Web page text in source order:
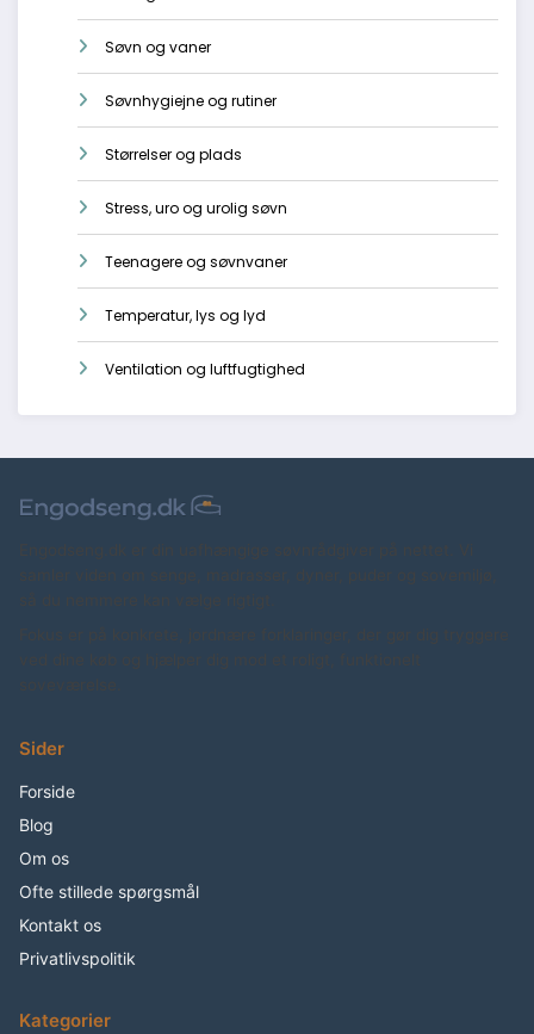
Søvn og vaner
Søvnhygiejne og rutiner
Størrelser og plads
Stress, uro og urolig søvn
Teenagere og søvnvaner
Temperatur, lys og lyd
Ventilation og luftfugtighed
Sider
Forside
Blog
Om os
Ofte stillede spørgsmål
Kontakt os
Privatlivspolitik
Kategorier